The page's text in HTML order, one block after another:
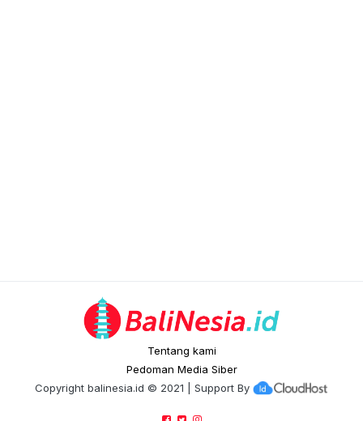
Tentang kami
Pedoman Media Siber
Copyright balinesia.id © 2021 | Support By